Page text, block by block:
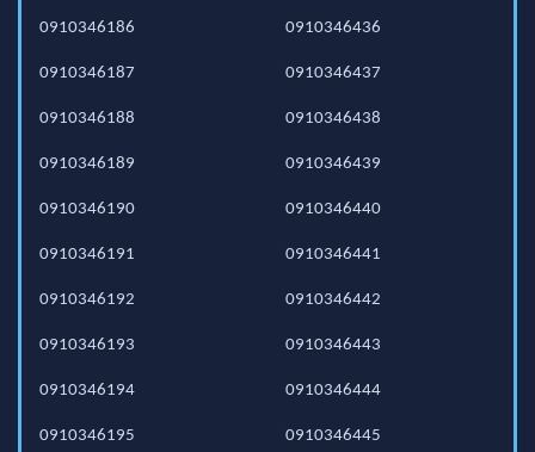
0910346186
0910346187
0910346188
0910346189
0910346190
0910346191
0910346192
0910346193
0910346194
0910346195
0910346436
0910346437
0910346438
0910346439
0910346440
0910346441
0910346442
0910346443
0910346444
0910346445